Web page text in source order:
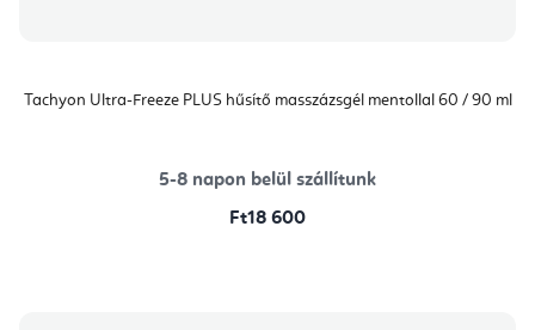
Tachyon Ultra-Freeze PLUS hűsítő masszázsgél mentollal 60 / 90 ml
5-8 napon belül szállítunk
Ft18 600